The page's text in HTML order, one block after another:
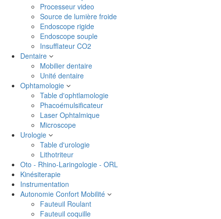
Processeur video
Source de lumière froide
Endoscope rigide
Endoscope souple
Insufflateur CO2
Dentaire
Mobilier dentaire
Unité dentaire
Ophtamologie
Table d'ophtlamologie
Phacoémulsificateur
Laser Ophtalmique
Microscope
Urologie
Table d'urologie
Lithotriteur
Oto - Rhino-Laringologie - ORL
Kinésiterapie
Instrumentation
Autonomie Confort Mobilité
Fauteuil Roulant
Fauteuil coquille